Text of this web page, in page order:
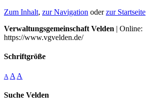
Zum Inhalt, zur Navigation oderzur Startseite
Verwaltungsgemeinschaft Velden | Online:
https://www.vgvelden.de/
Schriftgröße
A A A
Suche Velden